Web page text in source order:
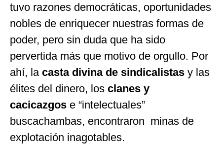
tuvo razones democráticas, oportunidades
nobles de enriquecer nuestras formas de
poder, pero sin duda que ha sido
pervertida más que motivo de orgullo. Por
ahí, la casta divina de sindicalistas y las
élites del dinero, los clanes y
cacicazgos e “intelectuales”
buscachambas, encontraron minas de
explotación inagotables.